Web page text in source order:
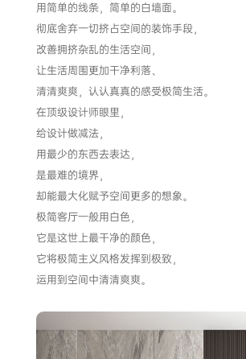
用简单的线条，简单的白墙面。
彻底舍弃一切挤占空间的装饰手段，
改善拥挤杂乱的生活空间，
让生活周围更加干净利落、
清清爽爽，认认真真的感受极简生活。
在顶级设计师眼里，
给设计做减法，
用最少的东西去表达，
是最难的境界，
却能最大化赋予空间更多的想象。
极简客厅一般用白色，
它是这世上最干净的颜色，
它将极简主义风格发挥到极致，
运用到空间中清清爽爽。